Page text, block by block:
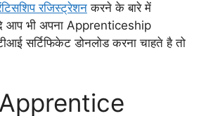
रजिस्ट्रेशन करने के बारे में
आप भी अपना Apprenticeship
सर्टिफिकेट डोनलोड करना चाहते है तो